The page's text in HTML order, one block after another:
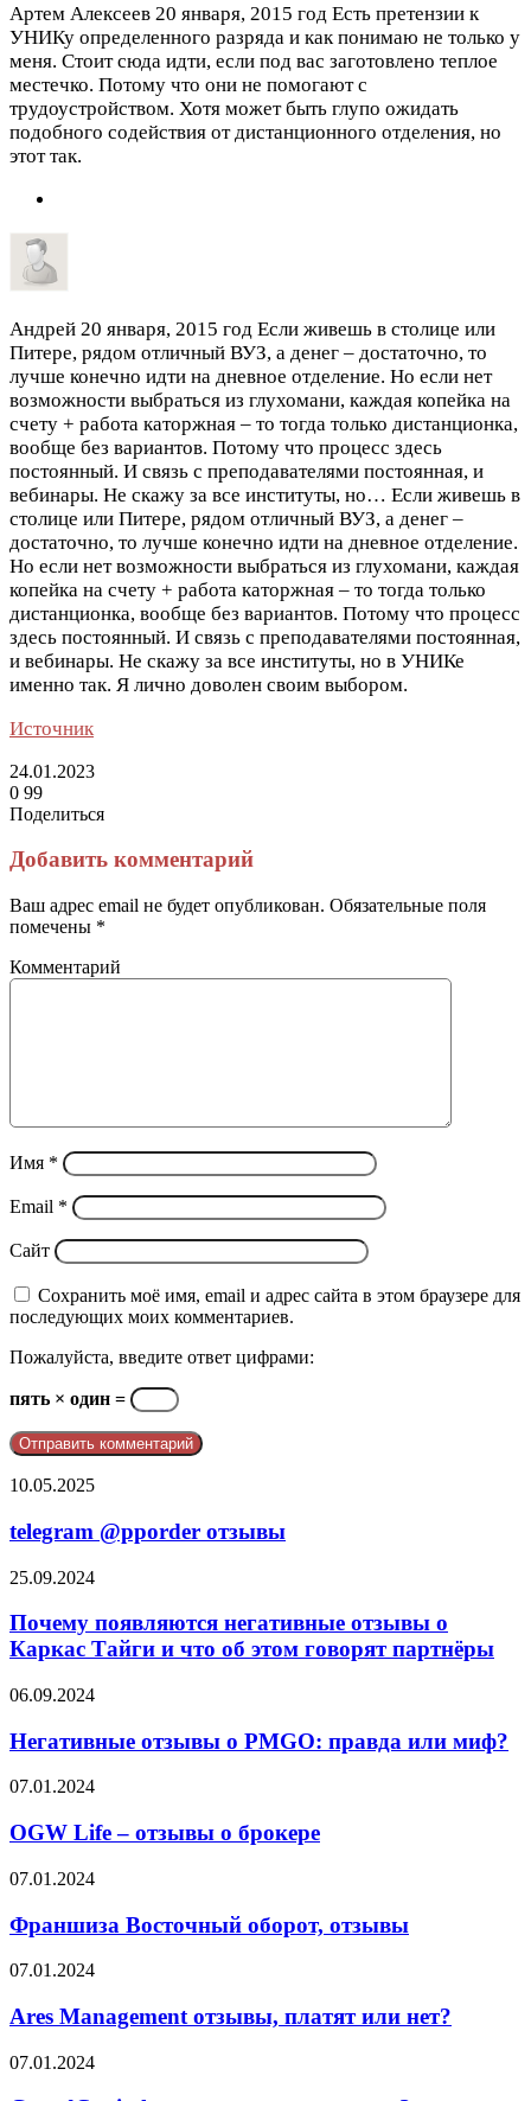
Артем Алексеев 20 января, 2015 год Есть претензии к
УНИКу определенного разряда и как понимаю не только у
меня. Стоит сюда идти, если под вас заготовлено теплое
местечко. Потому что они не помогают с
трудоустройством. Хотя может быть глупо ожидать
подобного содействия от дистанционного отделения, но
этот так.
Андрей 20 января, 2015 год Если живешь в столице или
Питере, рядом отличный ВУЗ, а денег – достаточно, то
лучше конечно идти на дневное отделение. Но если нет
возможности выбраться из глухомани, каждая копейка на
счету + работа каторжная – то тогда только дистанционка,
вообще без вариантов. Потому что процесс здесь
постоянный. И связь с преподавателями постоянная, и
вебинары. Не скажу за все институты, но… Если живешь в
столице или Питере, рядом отличный ВУЗ, а денег –
достаточно, то лучше конечно идти на дневное отделение.
Но если нет возможности выбраться из глухомани, каждая
копейка на счету + работа каторжная – то тогда только
дистанционка, вообще без вариантов. Потому что процесс
здесь постоянный. И связь с преподавателями постоянная,
и вебинары. Не скажу за все институты, но в УНИКе
именно так. Я лично доволен своим выбором.
Источник
24.01.2023
0 99
Поделиться
через
электронную
почту
Добавить комментарий
Ваш адрес email не будет опубликован. Обязательные поля
помечены *
Комментарий
Имя *
Email *
Сайт
Сохранить моё имя, email и адрес сайта в этом браузере для
последующих моих комментариев.
Пожалуйста, введите ответ цифрами:
пять × один =
telegram
отзывы
10.05.2025
telegram @pporder отзывы
Почему
негативные
отзывы
о
Тайги
что
этом
партнёры
25.09.2024
Почему появляются негативные отзывы о
Каркас Тайги и что об этом говорят партнёры
Негативные
о
PMGO:
правда
миф?
06.09.2024
Негативные отзывы о PMGO: правда или миф?
OGW
–
отзывы
о
брокере
07.01.2024
OGW Life – отзывы о брокере
Франшиза
оборот,
отзывы
07.01.2024
Франшиза Восточный оборот, отзывы
Ares
отзывы,
платят
или
нет?
07.01.2024
Ares Management отзывы, платят или нет?
GuardCapital
07.01.2024